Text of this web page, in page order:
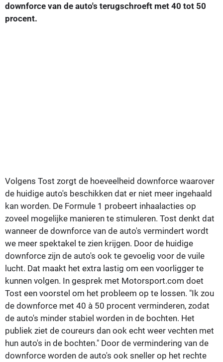
downforce van de auto's terugschroeft met 40 tot 50
procent.
Volgens Tost zorgt de hoeveelheid downforce waarover
de huidige auto's beschikken dat er niet meer ingehaald
kan worden. De Formule 1 probeert inhaalacties op
zoveel mogelijke manieren te stimuleren. Tost denkt dat
wanneer de downforce van de auto's vermindert wordt
we meer spektakel te zien krijgen. Door de huidige
downforce zijn de auto's ook te gevoelig voor de vuile
lucht. Dat maakt het extra lastig om een voorligger te
kunnen volgen. In gesprek met Motorsport.com doet
Tost een voorstel om het probleem op te lossen. "Ik zou
de downforce met 40 à 50 procent verminderen, zodat
de auto's minder stabiel worden in de bochten. Het
publiek ziet de coureurs dan ook echt weer vechten met
hun auto's in de bochten." Door de vermindering van de
downforce worden de auto's ook sneller op het rechte